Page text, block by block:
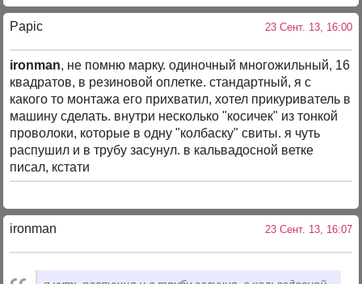
Papic 23 Сент. 13, 16:00
ironman, не помню марку. одиночный многожильный, 16
квадратов, в резиновой оплетке. стандартный, я с
какого то монтажа его прихватил, хотел прикуриватель в
машину сделать. внутри несколько "косичек" из тонкой
проволоки, которые в одну "колбаску" свиты. я чуть
распушил и в трубу засунул. в кальвадосной ветке
писал, кстати
ironman 23 Сент. 13, 16:07